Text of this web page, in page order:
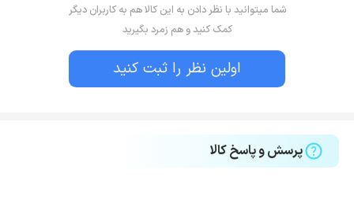
شما میتوانید با نظر دادن به این کالا هم به کاربران دیگر
کمک کنید و هم زمرد بگیرید
اولین نظر را ثبت کنید
پرسش و پاسخ کالا